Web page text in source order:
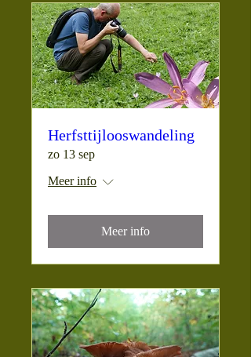
Herfsttijlooswandeling
zo 13 sep
Meer info
Meer info